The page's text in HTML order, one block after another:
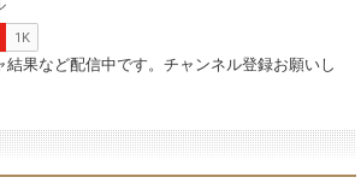
結果など配信中です。チャンネル登録お願いし